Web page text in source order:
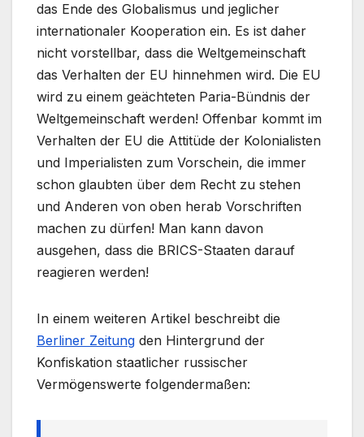
das Ende des Globalismus und jeglicher
internationaler Kooperation ein. Es ist daher
nicht vorstellbar, dass die Weltgemeinschaft
das Verhalten der EU hinnehmen wird. Die EU
wird zu einem geächteten Paria-Bündnis der
Weltgemeinschaft werden! Offenbar kommt im
Verhalten der EU die Attitüde der Kolonialisten
und Imperialisten zum Vorschein, die immer
schon glaubten über dem Recht zu stehen
und Anderen von oben herab Vorschriften
machen zu dürfen! Man kann davon
ausgehen, dass die BRICS-Staaten darauf
reagieren werden!
In einem weiteren Artikel beschreibt die
Berliner Zeitung den Hintergrund der
Konfiskation staatlicher russischer
Vermögenswerte folgendermaßen: